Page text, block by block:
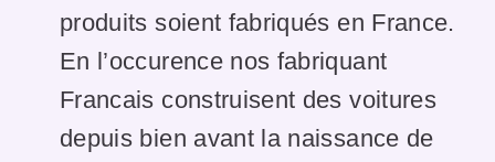
produits soient fabriqués en France.
En l’occurence nos fabriquant
Francais construisent des voitures
depuis bien avant la naissance de